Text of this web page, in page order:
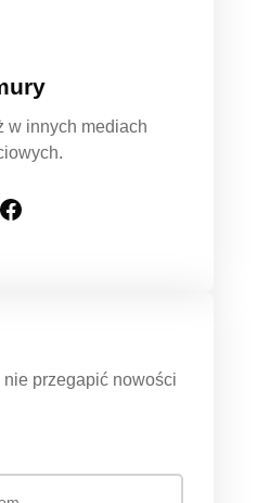
w innych mediach
Facebook
przegapić nowości